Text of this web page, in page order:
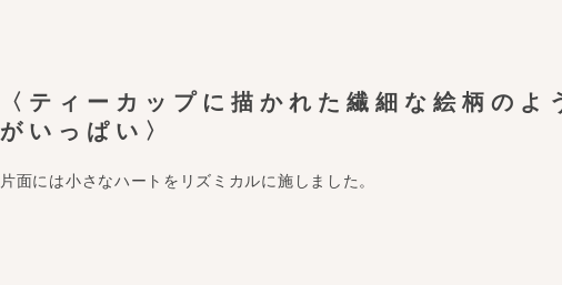
〈ティーカップに描かれた繊細な絵柄のよ
がいっぱい〉
片面には小さなハートをリズミカルに施しました。